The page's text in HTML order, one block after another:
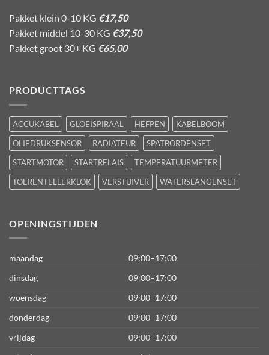
Pakket klein 0-10 KG €17,50
Pakket middel 10-30 KG €37,50
Pakket groot 30+ KG €65,00
PRODUCTTAGS
ACCUKABEL GLOEISPIRAAL HEFPEN
KABELBOOM
OLIEDRUKSENSOR
RADIATEUR
SPATBORDENSET
STARTMOTOR
STARTRELAIS
TEMPERATUURMETER
TOERENTELLERKLOK
VERSTUIVER WATERSLANGENSET
OPENINGSTIJDEN
maandag
09:00–17:00
dinsdag
09:00–17:00
woensdag
09:00–17:00
donderdag
09:00–17:00
vrijdag
09:00–17:00